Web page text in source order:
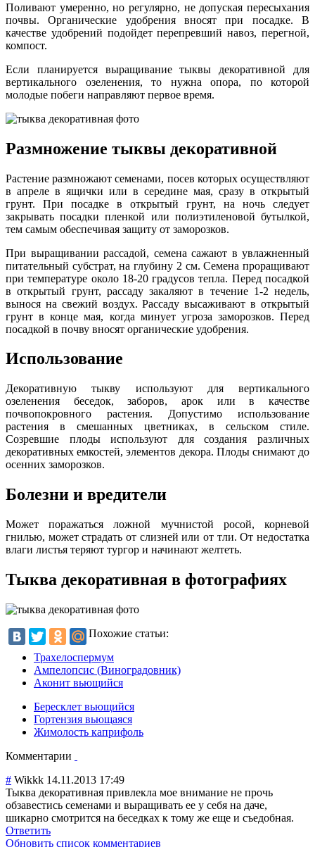
Поливают умеренно, но регулярно, не допуская пересыхания
почвы. Органические удобрения вносят при посадке. В
качестве удобрений подойдет перепревший навоз, перегной,
компост.
Если планируется выращивание тыквы декоративной для
вертикального озеленения, то нужна опора, по которой
молодые побеги направляют первое время.
Размножение тыквы декоративной
Растение размножают семенами, посев которых осуществляют
в апреле в ящички или в середине мая, сразу в открытый
грунт. При посадке в открытый грунт, на ночь следует
закрывать посадки пленкой или полиэтиленовой бутылкой,
тем самым обеспечивая защиту от заморозков.
При выращивании рассадой, семена сажают в увлажненный
питательный субстрат, на глубину 2 см. Семена проращивают
при температуре около 18-20 градусов тепла. Перед посадкой
в открытый грунт, рассаду закаляют в течение 1-2 недель,
вынося на свежий воздух. Рассаду высаживают в открытый
грунт в конце мая, когда минует угроза заморозков. Перед
посадкой в почву вносят органические удобрения.
Использование
Декоративную тыкву используют для вертикального
озеленения беседок, заборов, арок или в качестве
почвопокровного растения. Допустимо использование
растения в смешанных цветниках, в сельском стиле.
Созревшие плоды используют для создания различных
декоративных емкостей, элементов декора. Плоды снимают до
осенних заморозков.
Болезни и вредители
Может поражаться ложной мучнистой росой, корневой
гнилью, может страдать от слизней или от тли. От недостатка
влаги листья теряют тургор и начинают желтеть.
Тыква декоративная в фотографиях
Похожие статьи:
Трахелоспермум
Ампелопсис (Виноградовник)
Аконит вьющийся
Бересклет вьющийся
Гортензия вьющаяся
Жимолость каприфоль
Комментарии
# Wikkk 14.11.2013 17:49
Тыква декоративная привлекла мое внимание не прочь
обзавестись семенами и выращивать ее у себя на даче,
шикарно смотрится на беседках к тому же еще и съедобная.
Ответить
Обновить список комментариев